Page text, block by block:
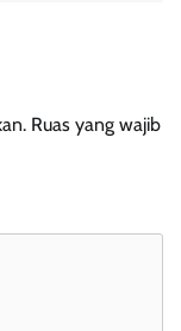
Ruas yang wajib